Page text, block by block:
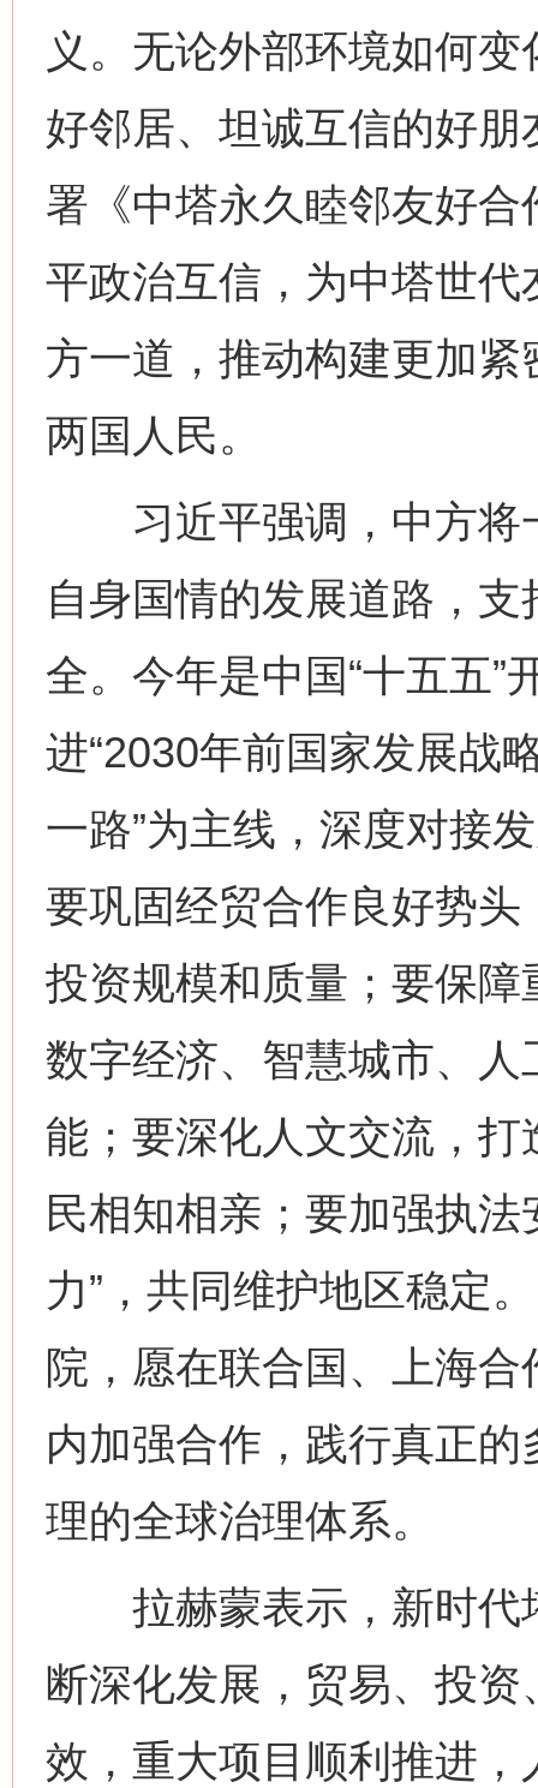
义。无论外部环境如何
好邻居、坦诚互信的好
署《中塔永久睦邻友好
平政治互信，为中塔世
方一道，推动构建更加
两国人民。
习近平强调，中方将
自身国情的发展道路，
全。今年是中国“十五五”
进“2030年前国家发展战
一路”为主线，深度对接
要巩固经贸合作良好势
投资规模和质量；要保
数字经济、智慧城市、
能；要深化人文交流，
民相知相亲；要加强执
力”，共同维护地区稳定
院，愿在联合国、上海
内加强合作，践行真正
理的全球治理体系。
拉赫蒙表示，新时代
断深化发展，贸易、投
效，重大项目顺利推进